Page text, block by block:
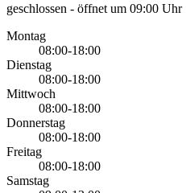
geschlossen - öffnet um 09:00 Uhr
Montag
08:00-18:00
Dienstag
08:00-18:00
Mittwoch
08:00-18:00
Donnerstag
08:00-18:00
Freitag
08:00-18:00
Samstag